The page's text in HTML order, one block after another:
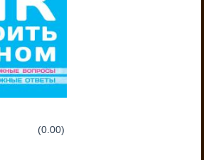
(0.00)